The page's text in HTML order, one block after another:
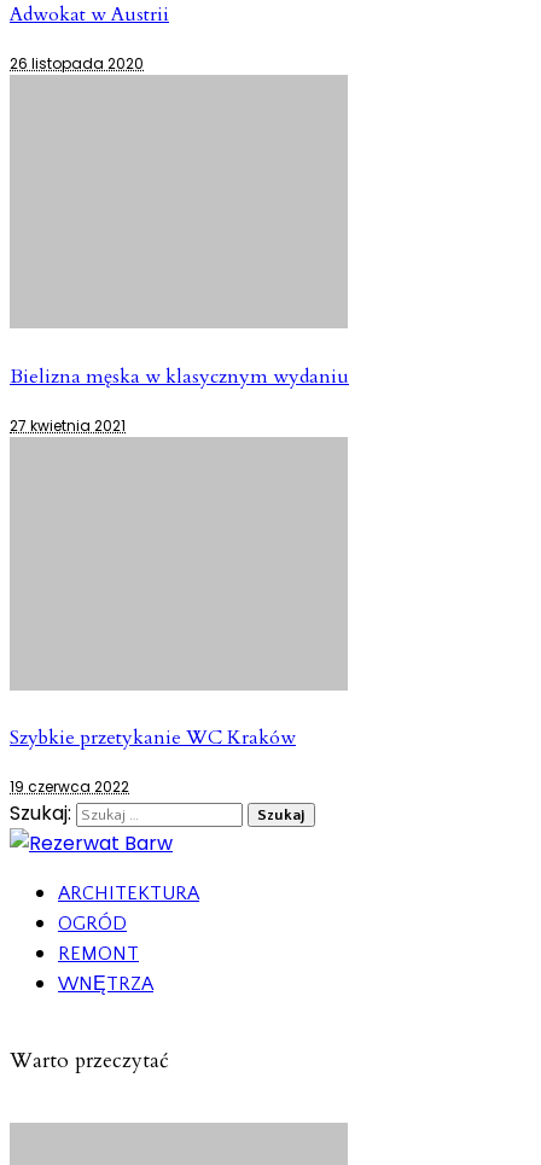
Adwokat w Austrii
26 listopada 2020
Bielizna męska w klasycznym wydaniu
27 kwietnia 2021
Szybkie przetykanie WC Kraków
19 czerwca 2022
Szukaj:
ARCHITEKTURA
OGRÓD
REMONT
WNĘTRZA
Warto przeczytać